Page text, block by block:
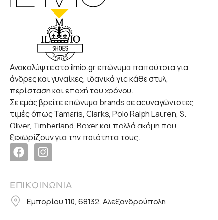
Ανακαλύψτε στο ilmio.gr επώνυμα παπούτσια για
άνδρες και γυναίκες, ιδανικά για κάθε στυλ,
περίσταση και εποχή του χρόνου.
Σε εμάς βρείτε επώνυμα brands σε ασυναγώνιστες
τιμές όπως Tamaris, Clarks, Polo Ralph Lauren, S.
Oliver, Timberland, Boxer και πολλά ακόμη που
ξεχωρίζουν για την ποιότητα τους.
ΕΠΙΚΟΙΝΩΝΙΑ
Εμπορίου 110, 68132, Αλεξανδρούπολη